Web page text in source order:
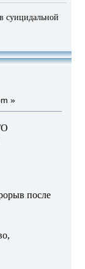
суицидальной
»
после